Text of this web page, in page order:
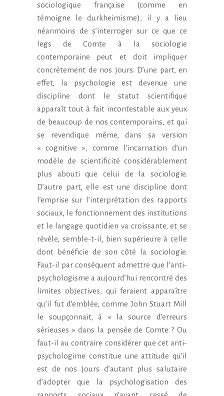
sociologique française (comme en
témoigne le durkheimisme), il y a lieu
néanmoins de s’interroger sur ce que ce
legs de Comte à la sociologie
contemporaine peut et doit impliquer
concrètement de nos jours. D’une part, en
effet, la psychologie est devenue une
discipline dont le statut scientifique
apparaît tout à fait incontestable aux yeux
de beaucoup de nos contemporains, et qui
se revendique même, dans sa version
« cognitive », comme l’incarnation d’un
modèle de scientificité considérablement
plus abouti que celui de la sociologie.
D’autre part, elle est une discipline dont
l’emprise sur l’interprétation des rapports
sociaux, le fonctionnement des institutions
et le langage quotidien va croissante, et se
révèle, semble-t-il, bien supérieure à celle
dont bénéficie de son côté la sociologie.
Faut-il par conséquent admettre que l’anti-
psychologisme a aujourd’hui rencontré des
limites objectives, qui feraient apparaître
qu’il fut d’emblée, comme John Stuart Mill
le soupçonnait, à « la source d’erreurs
sérieuses » dans la pensée de Comte ? Ou
faut-il au contraire considérer que cet anti-
psychologime constitue une attitude qu’il
est de nos jours d’autant plus salutaire
d’adopter que la psychologisation des